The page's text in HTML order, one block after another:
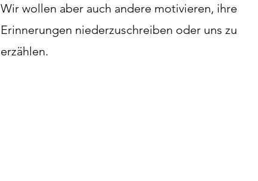
Wir wollen aber auch andere motivieren, ihre
Erinnerungen niederzuschreiben oder uns zu
erzählen.